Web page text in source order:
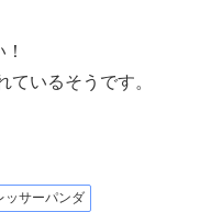
ているそうです。
ッサーパンダ